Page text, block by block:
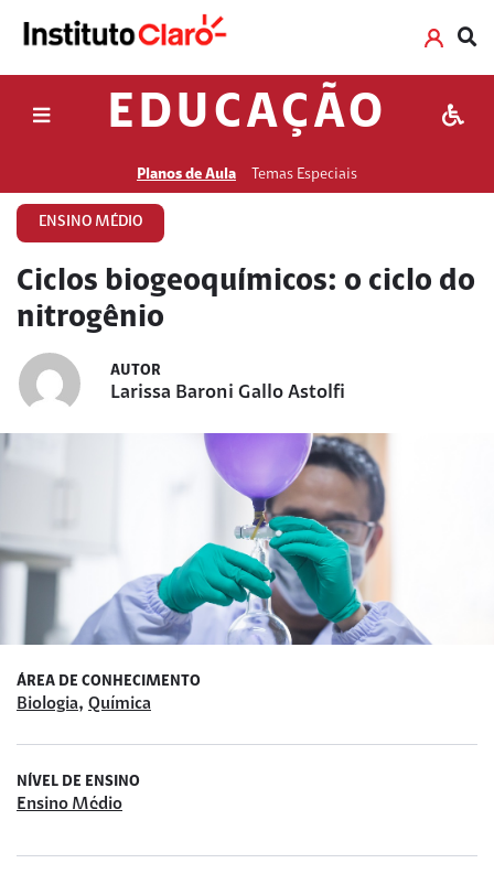
EDUCAÇÃO
Planos de Aula Temas Especiais
ENSINO MÉDIO
Ciclos biogeoquímicos: o ciclo do
nitrogênio
AUTOR
Larissa Baroni Gallo Astolfi
ÁREA DE CONHECIMENTO
Biologia, Química
NÍVEL DE ENSINO
Ensino Médio